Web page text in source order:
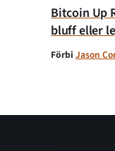
Bitcoin Up
bluff eller
Förbi Jason